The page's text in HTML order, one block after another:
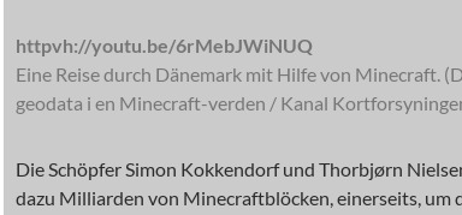
httpvh://youtu.be/6rMebJWiNUQ
Eine Reise durch Dänemark mit Hilfe von Minecraft.
geodata i en Minecraft-verden / Kanal
Die Schöpfer Simon Kokkendorf und Thorbjørn
dazu Milliarden von Minecraftblöcken, einerseits, um